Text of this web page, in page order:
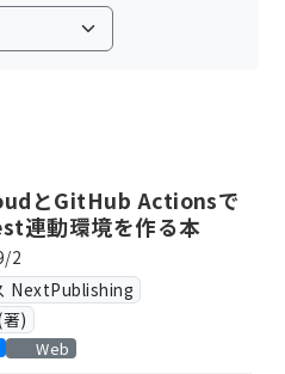
とGitHub Actionsで
連動環境を作る本
2
NextPublishing
)
Web